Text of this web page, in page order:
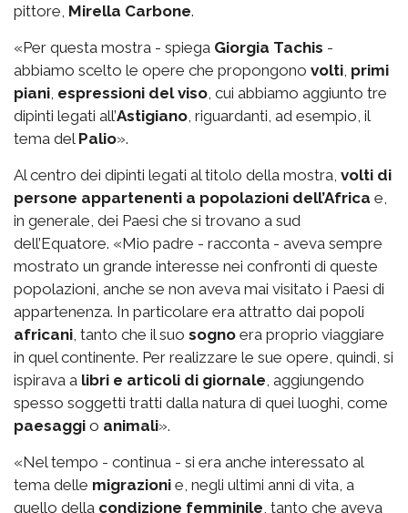
pittore, Mirella Carbone.
«Per questa mostra - spiega Giorgia Tachis -
abbiamo scelto le opere che propongono volti primi
piani espressioni del viso , cui abbiamo aggiunto tre
dipinti legati all’Astigiano , riguardanti, ad esempio, il
tema del Palio».
Al centro dei dipinti legati al titolo della mostra, volti di
persone appartenenti a popolazioni dell’Africa e,
in generale, dei Paesi che si trovano a sud
dell’Equatore. «Mio padre - racconta - aveva sempre
mostrato un grande interesse nei confronti di queste
popolazioni, anche se non aveva mai visitato i Paesi di
appartenenza. In particolare era attratto dai popoli
africani , tanto che il suo sogno era proprio viaggiare
in quel continente. Per realizzare le sue opere, quindi, si
ispirava a libri e articoli di giornale , aggiungendo
spesso soggetti tratti dalla natura di quei luoghi, come
paesaggi o animali».
«Nel tempo - continua - si era anche interessato al
tema delle migrazioni e, negli ultimi anni di vita, a
quello della condizione femminile , tanto che aveva